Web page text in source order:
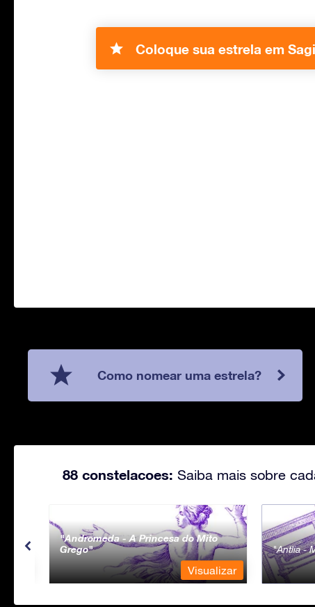
Coloque sua estrela em
Como nomear uma estrela?
88 constelacoes: Saiba mais sobre
Andromeda - A Princesa do Mito
Grego
Visualizar
Antlia -